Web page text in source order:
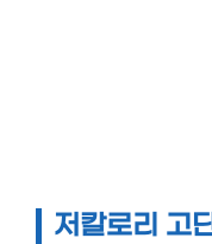
저칼로리 고